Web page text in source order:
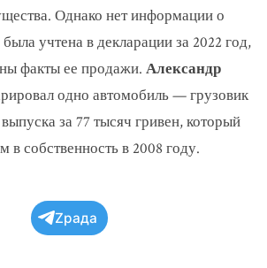
Однако нет информации о
учтена в декларации за 2022 год,
факты ее продажи. Александр
одно автомобиль — грузовик
за 77 тысяч гривен, который
в собственность в 2008 году.
Zрада